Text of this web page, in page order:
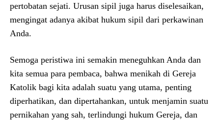
pertobatan sejati. Urusan sipil juga harus diselesaikan,
mengingat adanya akibat hukum sipil dari perkawinan
Anda.
Semoga peristiwa ini semakin meneguhkan Anda dan
kita semua para pembaca, bahwa menikah di Gereja
Katolik bagi kita adalah suatu yang utama, penting
diperhatikan, dan dipertahankan, untuk menjamin suatu
pernikahan yang sah, terlindungi hukum Gereja, dan